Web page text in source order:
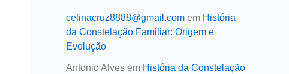
celinacruz8888@gmail.com em História
da Constelação Familiar: Origem e
Evolução
Antonio Alves em História da Constelação